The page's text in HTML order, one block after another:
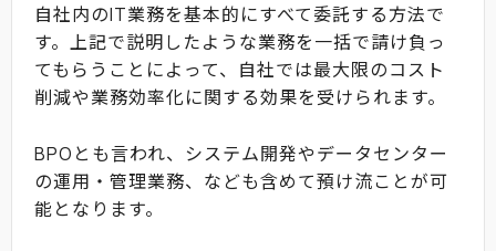
自社内のIT業務を基本的にすべて委託する方法で
す。上記で説明したような業務を一括で請け負っ
てもらうことによって、自社では最大限のコスト
削減や業務効率化に関する効果を受けられます。
BPOとも言われ、システム開発やデータセンター
の運用・管理業務、なども含めて預け流ことが可
能となります。